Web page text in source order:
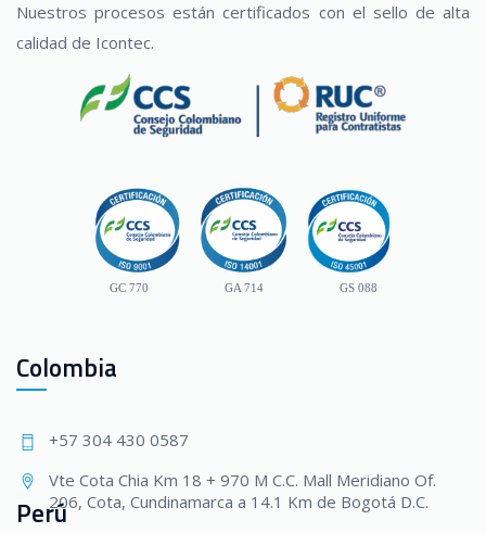
Nuestros procesos están certificados con el sello de alta
calidad de Icontec.
GC 770 GA 714 GS 088
Colombia
+57 304 430 0587
Vte Cota Chia Km 18 + 970 M C.C. Mall Meridiano Of.
206, Cota, Cundinamarca a 14.1 Km de Bogotá D.C.
Perú